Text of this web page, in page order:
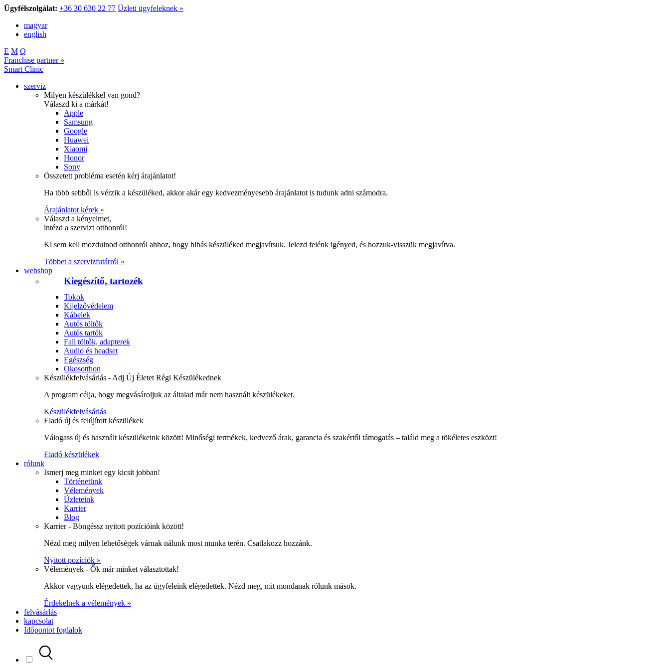
Ügyfélszolgálat: +36 30 630 22 77 Üzleti ügyfeleknek »
magyar
english
E M Q
Franchise partner »
Smart Clinic
szerviz
Milyen készülékkel van gond?
Válaszd ki a márkát!
Apple
Samsung
Google
Huawei
Xiaomi
Honor
Sony
Összetett probléma esetén kérj árajánlatot!
Ha több sebből is vérzik a készüléked, akkor akár egy kedvezményesebb árajánlatot is tudunk adni számodra.
Árajánlatot kérek »
Válaszd a kényelmet,
intézd a szervizt otthonról!
Ki sem kell mozdulnod otthonról ahhoz, hogy hibás készüléked megjavítsuk. Jelezd felénk igényed, és hozzuk-visszük megjavítva.
Többet a szervizfutárról »
webshop
Kiegészítő, tartozék
Tokok
Kijelzővédelem
Kábelek
Autós töltők
Autós tartók
Fali töltők, adapterek
Audio és headset
Egészség
Okosotthon
Készülékfelvásárlás - Adj Új Életet Régi Készülékednek
A program célja, hogy megvásároljuk az általad már nem használt készülékeket.
Készülékfelvásárlás
Eladó új és felújított készülékek
Válogass új és használt készülékeink között! Minőségi termékek, kedvező árak, garancia és szakértői támogatás – találd meg a tökéletes eszközt!
Eladó készülékek
rólunk
Ismerj meg minket egy kicsit jobban!
Történetünk
Vélemények
Üzleteink
Karrier
Blog
Karrier - Böngéssz nyitott pozícióink között!
Nézd meg milyen lehetőségek várnak nálunk most munka terén. Csatlakozz hozzánk.
Nyitott pozíciók »
Vélemények - Ők már minket választottak!
Akkor vagyunk elégedettek, ha az ügyfeleink elégedettek. Nézd meg, mit mondanak rólunk mások.
Érdekelnek a vélemények »
felvásárlás
kapcsolat
Időpontot foglalok